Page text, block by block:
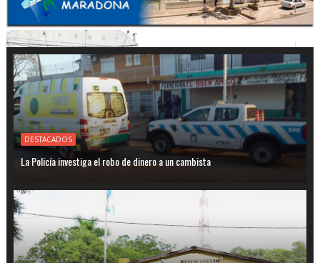
DESTACADOS
La Policía investiga el robo de dinero a un cambista